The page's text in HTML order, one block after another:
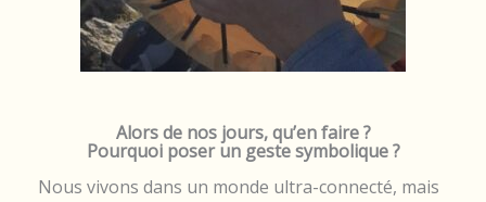
Alors de nos jours, qu’en faire ?
Pourquoi poser un geste symbolique ?
Nous vivons dans un monde ultra-connecté, mais